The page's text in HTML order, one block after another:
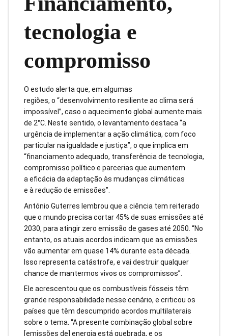
tecnologia e
compromisso
O estudo alerta que, em algumas
regiões, o “desenvolvimento resiliente ao clima será
impossível”, caso o aquecimento global aumente mais
de 2°C. Neste sentido, o levantamento destaca “a
urgência de implementar a ação climática, com foco
particular na igualdade e justiça”, o que implica em
“financiamento adequado, transferência de tecnologia,
compromisso político e parcerias que aumentem
a eficácia da adaptação às mudanças climáticas
e à redução de emissões”.
António Guterres lembrou que a ciência tem reiterado
que o mundo precisa cortar 45% de suas emissões até
2030, para atingir zero emissão de gases até 2050. “No
entanto, os atuais acordos indicam que as emissões
vão aumentar em quase 14% durante esta década.
Isso representa catástrofe, e vai destruir qualquer
chance de mantermos vivos os compromissos”.
Ele acrescentou que os combustíveis fósseis têm
grande responsabilidade nesse cenário, e criticou os
países que têm descumprido acordos multilaterais
sobre o tema. “A presente combinação global sobre
[emissões de] energia está quebrada, e os